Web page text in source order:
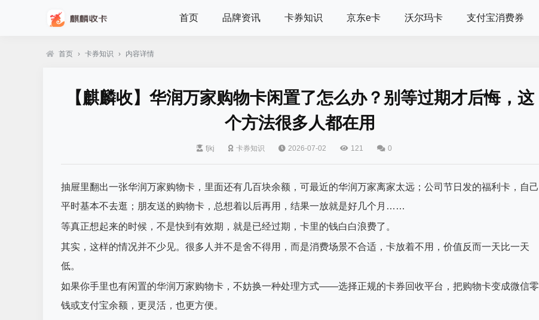
首页 品牌资讯 卡券知识 京东e卡 沃尔玛卡 支付宝消费券
首页 › 卡券知识 › 内容详情
【麒麟收】华润万家购物卡闲置了怎么办？别等过期才后悔，这
个方法很多人都在用
fjkj 卡券知识 2026-07-02 121 0
抽屉里翻出一张华润万家购物卡，里面还有几百块余额，可最近的华润万家离家太远；公司节日发的福利卡，自己
平时基本不去逛；朋友送的购物卡，总想着以后再用，结果一放就是好几个月……
等真正想起来的时候，不是快到有效期，就是已经过期，卡里的钱白白浪费了。
其实，这样的情况并不少见。很多人并不是舍不得用，而是消费场景不合适，卡放着不用，价值反而一天比一天
低。
如果你手里也有闲置的华润万家购物卡，不妨换一种处理方式——选择正规的卡券回收平台，把购物卡变成微信零
钱或支付宝余额，更灵活，也更方便。